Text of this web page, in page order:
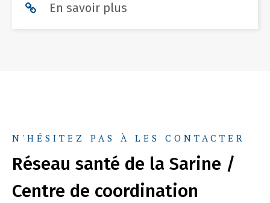
En savoir plus
N'HÉSITEZ PAS À LES CONTACTER
Réseau santé de la Sarine /
Centre de coordination